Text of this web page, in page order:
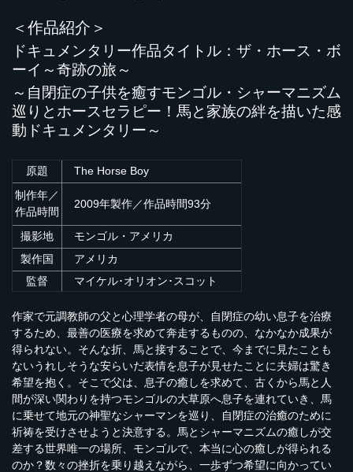
＜作品紹介＞
ドキュメンタリー作品タイトル：ザ・ホース・ボ
ーイ～奇跡の旅～
～ 自閉症の子供を癒すモンゴル・シャーマニズム
巡りとホースセラピー！馬と家族の絆を描いた感
動ドキュメンタリー～
原題
The Horse Boy
制作年／
作品時間
2009年製作／作品時間93分
撮影地
モンゴル・アメリカ
製作国
アメリカ
監督
マイケル･オリオン･スコット
作家で元調教師の父と心理学者の母が、自閉症の幼い息子を治療
するため、最善の医療を求めて奔走するものの、なかなか成果が
得られない。そんな折、馬と接することで、今までに見たことも
ないうれしそうな安らいだ表情を息子が見せたことに夫婦は驚き
希望を抱く。そこで父は、息子の癒しを求めて、古くから馬と人
間が深い関わりを持つモンゴルの大草原へ息子を連れていき、馬
に乗せて地元の神聖なシャーマンを巡り、自閉症の治癒のために
祈祷を受けさせようと決意する。馬とシャーマニズムの癒しが交
差する世界唯一の場所、モンゴルで、本当に心の癒しが得られる
のか？数々の挫折を乗り越えながら、一歩ずつ希望に向かってい